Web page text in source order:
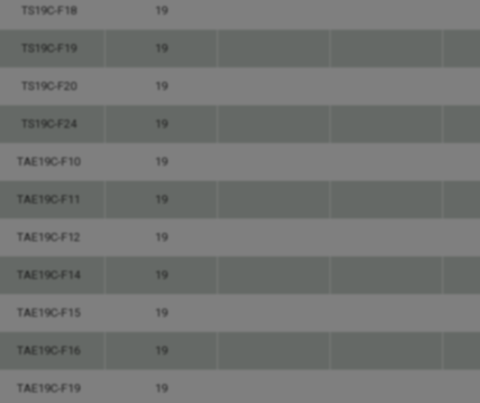
TS19C-F18 19
TS19C-F19 19
TS19C-F20 19
TS19C-F24 19
TAE19C-F10 19
TAE19C-F11 19
TAE19C-F12 19
TAE19C-F14 19
TAE19C-F15 19
TAE19C-F16 19
TAE19C-F19 19